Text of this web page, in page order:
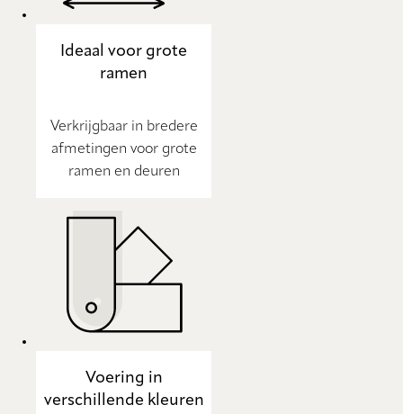
Ideaal voor grote
ramen
Verkrijgbaar in bredere
afmetingen voor grote
ramen en deuren
Voering in
verschillende kleuren